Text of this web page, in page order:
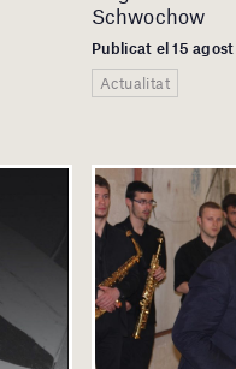
Schwochow
Publicat el 15
Actualitat